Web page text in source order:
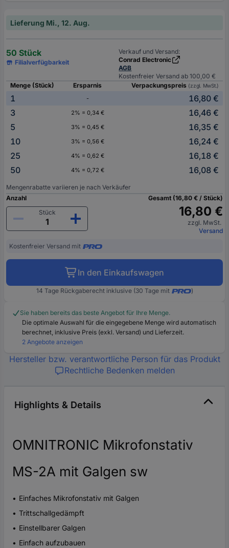
Lieferung Mi., 12. Aug.
50 Stück
Filialverfügbarkeit
Verkauf und Versand:
Conrad Electronic
AGB
Kostenfreier Versand ab 100,00 €
Menge (Stück)
Ersparnis Verpackungspreis (zzgl. MwSt.)
1 -
16,80 €
3
2% = 0,34 €
16,46 €
5
3% = 0,45 €
16,35 €
10
3% = 0,56 €
16,24 €
25
4% = 0,62 €
16,18 €
50
4% = 0,72 € 16,08 €
Mengenrabatte variieren je nach Verkäufer
Anzahl
Stück
Gesamt (16,80 € / Stück)
16,80 €
zzgl. MwSt.
Versand
Kostenfreier Versand mit
In den Einkaufswagen
14 Tage Rückgaberecht inklusive (30 Tage mit )
Sie haben bereits das beste Angebot für Ihre Menge.
Die optimale Auswahl für die eingegebene Menge wird automatisch
berechnet, inklusive Preis (exkl. Versand) und Lieferzeit.
2 Angebote anzeigen
Hersteller bzw. verantwortliche Person für das Produkt
Rechtliche Bedenken melden
Highlights & Details
OMNITRONIC Mikrofonstativ
MS-2A mit Galgen sw
Einfaches Mikrofonstativ mit Galgen
Trittschallgedämpft
Einstellbarer Galgen
Einfach aufzubauen